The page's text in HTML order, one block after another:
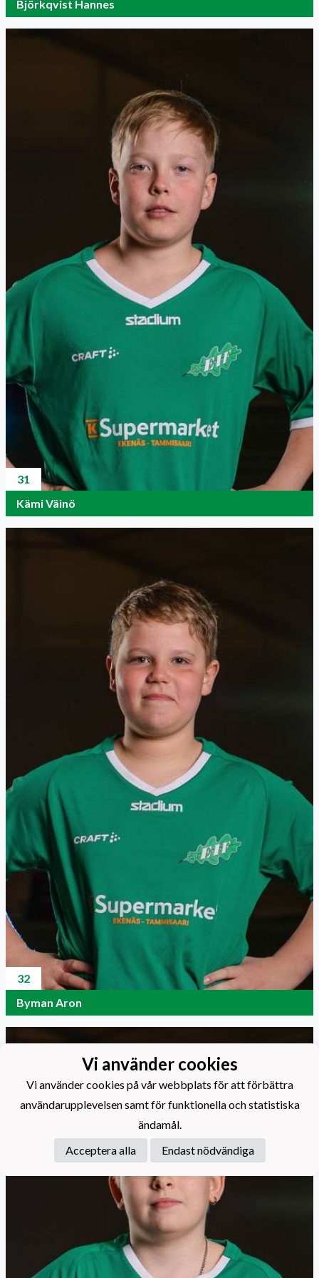
Björkqvist Hannes
31
Kämi Väinö
32
Byman Aron
Vi använder cookies
Vi använder cookies på vår webbplats för att förbättra
användarupplevelsen samt för funktionella och statistiska
ändamål.
Acceptera alla
Endast nödvändiga